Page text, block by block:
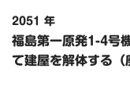
2051 年
福島第一原発1-4号
て建屋を解体する（